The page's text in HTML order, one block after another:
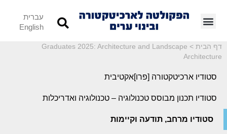
עברית
English
דף הבית >
Graduates 2025: Architecture and Landscape
Architecture
סטודיו ארכיטקטורה [פרו]אקטיבית
סטודיו תכנון מבוסס טכנולוגיה – טכנולוגיה ואדריכלות
סטודיו מרחב, תודעה וקיימות